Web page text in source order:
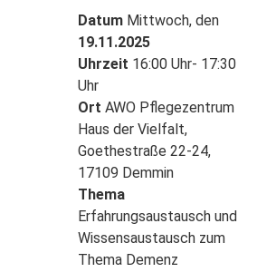
Datum Mittwoch, den
19.11.2025
Uhrzeit 16:00 Uhr- 17:30
Uhr
Ort AWO Pflegezentrum
Haus der Vielfalt,
Goethestraße 22-24,
17109 Demmin
Thema
Erfahrungsaustausch und
Wissensaustausch zum
Thema Demenz